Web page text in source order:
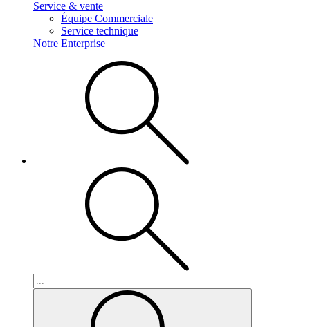
Service & vente
Équipe Commerciale
Service technique
Notre Enterprise